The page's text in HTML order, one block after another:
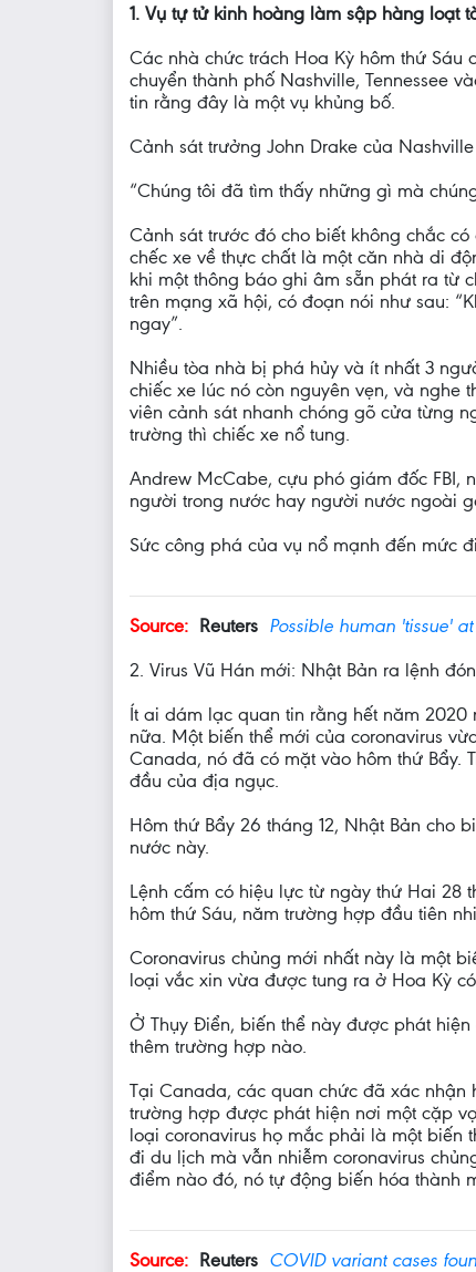
1. Vụ tự tử kinh hoàng làm sập hàng loạt
Các nhà chức trách Hoa Kỳ hôm thứ
chuyển thành phố Nashville, Tennessee
tin rằng đây là một vụ khủng bố.
Cảnh sát trưởng John Drake của
“Chúng tôi đã tìm thấy những gì mà
Cảnh sát trước đó cho biết không chắc
chếc xe về thực chất là một căn nhà di
khi một thông báo ghi âm sẵn phát ra từ
trên mạng xã hội, có đoạn nói như sau:
ngay”.
Nhiều tòa nhà bị phá hủy và ít nhất 3
chiếc xe lúc nó còn nguyên vẹn, và
viên cảnh sát nhanh chóng gõ cửa từng
trường thì chiếc xe nổ tung.
Andrew McCabe, cựu phó giám đốc FBI,
người trong nước hay người nước ngoài
Sức công phá của vụ nổ mạnh đến mức
Source: Reuters Possible human 'tissue'
2. Virus Vũ Hán mới: Nhật Bản ra lệnh
Ít ai dám lạc quan tin rằng hết năm 2020
nữa. Một biến thể mới của coronavirus
Canada, nó đã có mặt vào hôm thứ Bẩy.
đầu của địa ngục.
Hôm thứ Bẩy 26 tháng 12, Nhật Bản
nước này.
Lệnh cấm có hiệu lực từ ngày thứ Hai 28
hôm thứ Sáu, năm trường hợp đầu tiên
Coronavirus chủng mới nhất này là một
loại vắc xin vừa được tung ra ở Hoa Kỳ
Ở Thụy Điển, biến thể này được phát
thêm trường hợp nào.
Tại Canada, các quan chức đã xác
trường hợp được phát hiện nơi một cặp
loại coronavirus họ mắc phải là một biến
đi du lịch mà vẫn nhiễm coronavirus
điểm nào đó, nó tự động biến hóa thành
Source: Reuters COVID variant cases